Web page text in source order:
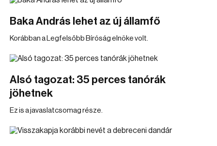
Baka András lehet az új államfő
Korábban a Legfelsőbb Bíróság elnöke volt.
Alsó tagozat: 35 perces tanórák
jöhetnek
Ez is a javaslatcsomag része.